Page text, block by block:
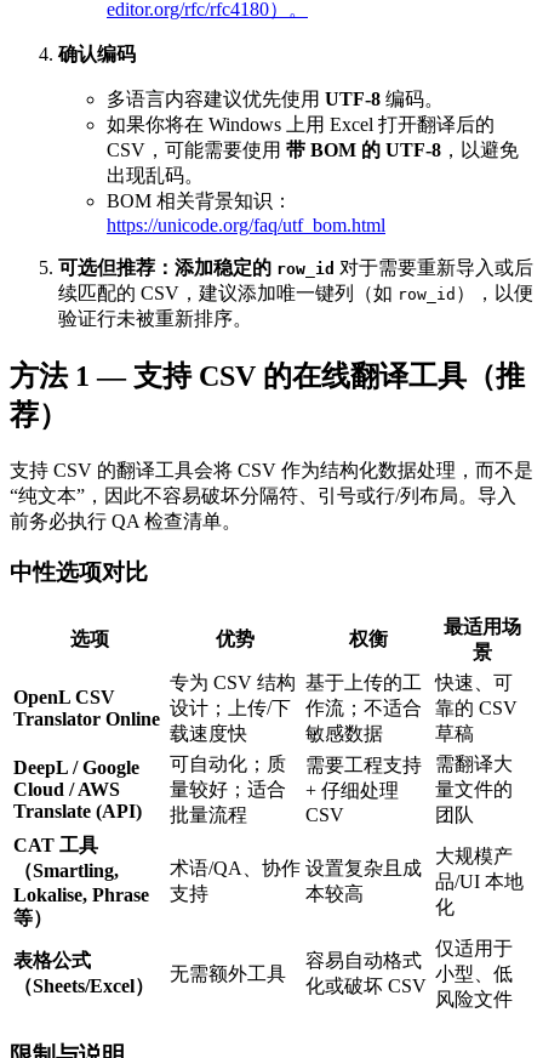
editor.org/rfc/rfc4180）。
确认编码
多语言内容建议优先使用 UTF‑8 编码。
如果你将在 Windows 上用 Excel 打开翻译后的
CSV，可能需要使用 带 BOM 的 UTF‑8 ，以避免
出现乱码。
BOM 相关背景知识：
https://unicode.org/faq/utf_bom.html
可选但推荐：添加稳定的 row_id 对于需要重新导入或后
续匹配的 CSV，建议添加唯一键列（如 row_id ），以便
验证行未被重新排序。
方法 1 — 支持 CSV 的在线翻译工具（推
荐）
支持 CSV 的翻译工具会将 CSV 作为结构化数据处理，而不是
“纯文本”，因此不容易破坏分隔符、引号或行/列布局。导入
前务必执行 QA 检查清单。
中性选项对比
选项 优势 权衡
最适用场
景
OpenL CSV
Translator Online
专为 CSV 结构
设计；上传/下
载速度快
基于上传的工
作流；不适合
敏感数据
快速、可
靠的 CSV
草稿
DeepL / Google
Cloud / AWS
Translate (API)
可自动化；质
量较好；适合
批量流程
需要工程支持
+ 仔细处理
CSV
需翻译大
量文件的
团队
CAT 工具
（Smartling,
Lokalise, Phrase
等）
术语/QA、协作
支持
设置复杂且成
本较高
大规模产
品/UI 本地
化
表格公式
（Sheets/Excel）
无需额外工具
容易自动格式
化或破坏 CSV
仅适用于
小型、低
风险文件